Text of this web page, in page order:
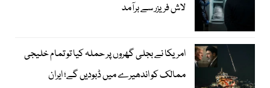
لاش فریزر سے برآمد
امریکا نے بجلی گھروں پر حملہ کیا تو تمام خلیجی
ممالک کو اندھیرے میں ڈبودیں گے؛ ایران